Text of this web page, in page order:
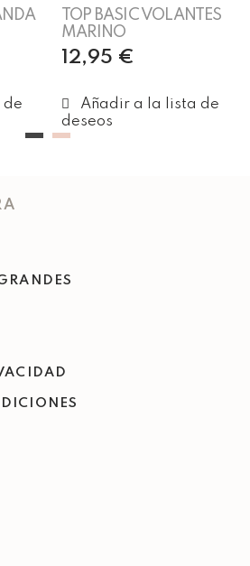
TOP BASIC VOLANTES
MARINO
12,95 €